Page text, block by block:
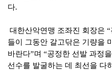
다.
대한산악연맹 조좌진 회장은 “
들이 그동안 갈고닦은 기량을
바란다”며 “공정한 선발 과정
선수를 발굴하는 데 최선을 다